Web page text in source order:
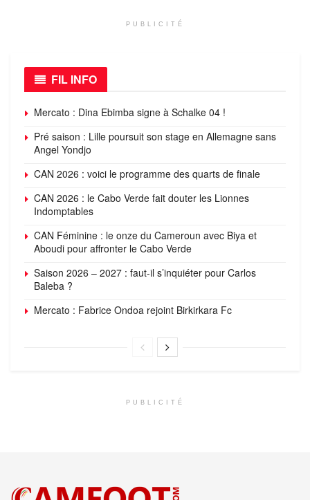
PUBLICITÉ
FIL INFO
Mercato : Dina Ebimba signe à Schalke 04 !
Pré saison : Lille poursuit son stage en Allemagne sans
Angel Yondjo
CAN 2026 : voici le programme des quarts de finale
CAN 2026 : le Cabo Verde fait douter les Lionnes
Indomptables
CAN Féminine : le onze du Cameroun avec Biya et
Aboudi pour affronter le Cabo Verde
Saison 2026 – 2027 : faut-il s’inquiéter pour Carlos
Baleba ?
Mercato : Fabrice Ondoa rejoint Birkirkara Fc
PUBLICITÉ